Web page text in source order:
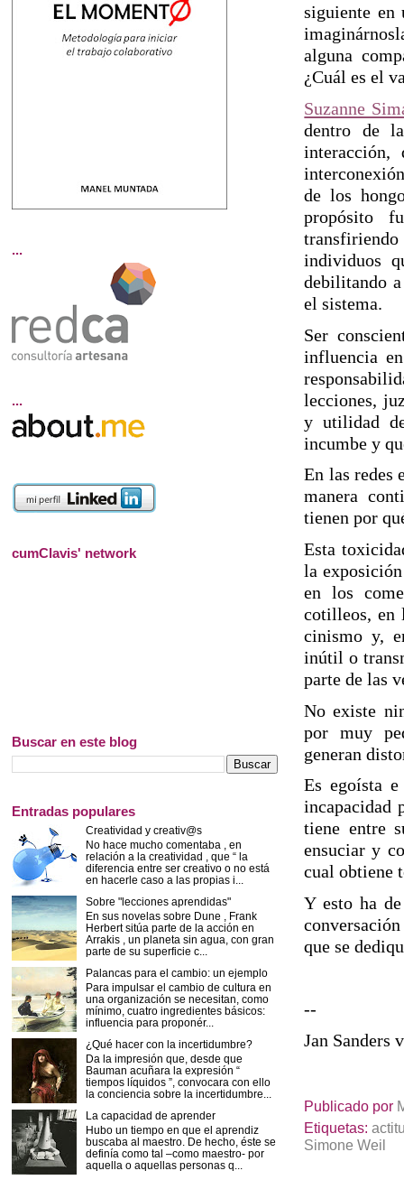
siguiente en
alguna
¿Cuál es el
Suzanne
dentro de
de los
propósito
individuos
debilitando
el sistema.
Ser
influencia
lecciones,
y utilidad
incumbe y
En las redes
manera
tienen por
Esta
la
en los
cotilleos, en
cinismo y,
inútil o
parte de las
No existe
por muy
generan
Es egoísta
incapacidad
tiene entre
ensuciar y
cual obtiene
Y esto ha
que se
--
Jan Sanders
Publicado por
Etiquetas:
Simone Weil
...
...
cumClavis' network
Buscar en este blog
Entradas populares
Creatividad y creativ@s
No hace mucho comentaba , en
relación a la creatividad , que “ la
diferencia entre ser creativo o no está
en hacerle caso a las propias i...
Sobre "lecciones aprendidas"
En sus novelas sobre Dune , Frank
Herbert sitúa parte de la acción en
Arrakis , un planeta sin agua, con gran
parte de su superficie c...
Palancas para el cambio: un ejemplo
Para impulsar el cambio de cultura en
una organización se necesitan, como
mínimo, cuatro ingredientes básicos:
influencia para proponér...
¿Qué hacer con la incertidumbre?
Da la impresión que, desde que
Bauman acuñara la expresión “
tiempos líquidos ”, convocara con ello
la conciencia sobre la incertidumbre...
La capacidad de aprender
Hubo un tiempo en que el aprendiz
buscaba al maestro. De hecho, éste se
definía como tal –como maestro- por
aquella o aquellas personas q...